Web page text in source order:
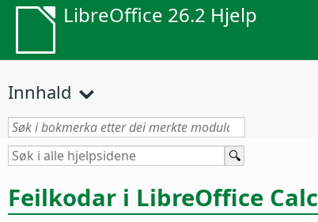
LibreOffice 26.2 Hjelp
Innhald
Feilkodar i LibreOffice Calc